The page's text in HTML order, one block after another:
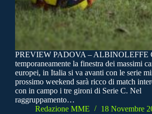
PREVIEW PADOVA – ALBINOLEFFE
temporaneamente la finestra dei massimi
europei, in Italia si va avanti con le serie
prossimo weekend sarà ricco di match
con in campo i tre gironi di Serie C. Nel
raggruppamento…
Redazione MME
18 Novembre